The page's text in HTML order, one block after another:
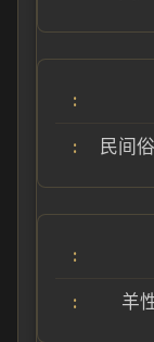
民间
羊